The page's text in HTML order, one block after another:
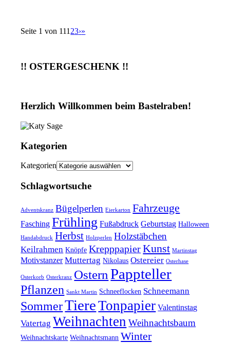
Seite 1 von 111 23›»
!! OSTERGESCHENK !!
Herzlich Willkommen beim Bastelraben!
Kategorien
Kategorien
Schlagwortsuche
Adventskranz Bügelperlen Eierkarton Fahrzeuge
Fasching Frühling Fußabdruck Geburtstag Halloween
Handabdruck Herbst Holzperlen Holzstäbchen
Keilrahmen Knöpfe Krepppapier Kunst Martinstag
Motivstanzer Muttertag Nikolaus Ostereier Osterhase
Osterkorb Osterkranz Ostern Pappteller
Pflanzen Sankt Martin Schneeflocken Schneemann
SommerTiereTonpapier Valentinstag
Vatertag Weihnachten Weihnachtsbaum
Weihnachtskarte Weihnachtsmann Winter